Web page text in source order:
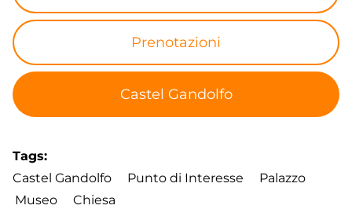
Prenotazioni
Castel Gandolfo
Tags
Castel Gandolfo
Punto di Interesse
Palazzo
Museo
Chiesa